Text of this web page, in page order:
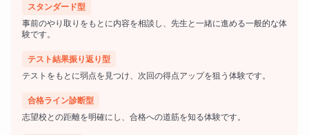
てサポートします！
※つなぎの関係で1科目55〜60分の授業です◎
スタンダード型
事前のやり取りをもとに内容を相談し、先生と一緒に進める一般的な体
験です。
テスト結果振り返り型
テストをもとに弱点を見つけ、次回の得点アップを狙う体験です。
合格ライン診断型
志望校との距離を明確にし、合格への道筋を知る体験です。